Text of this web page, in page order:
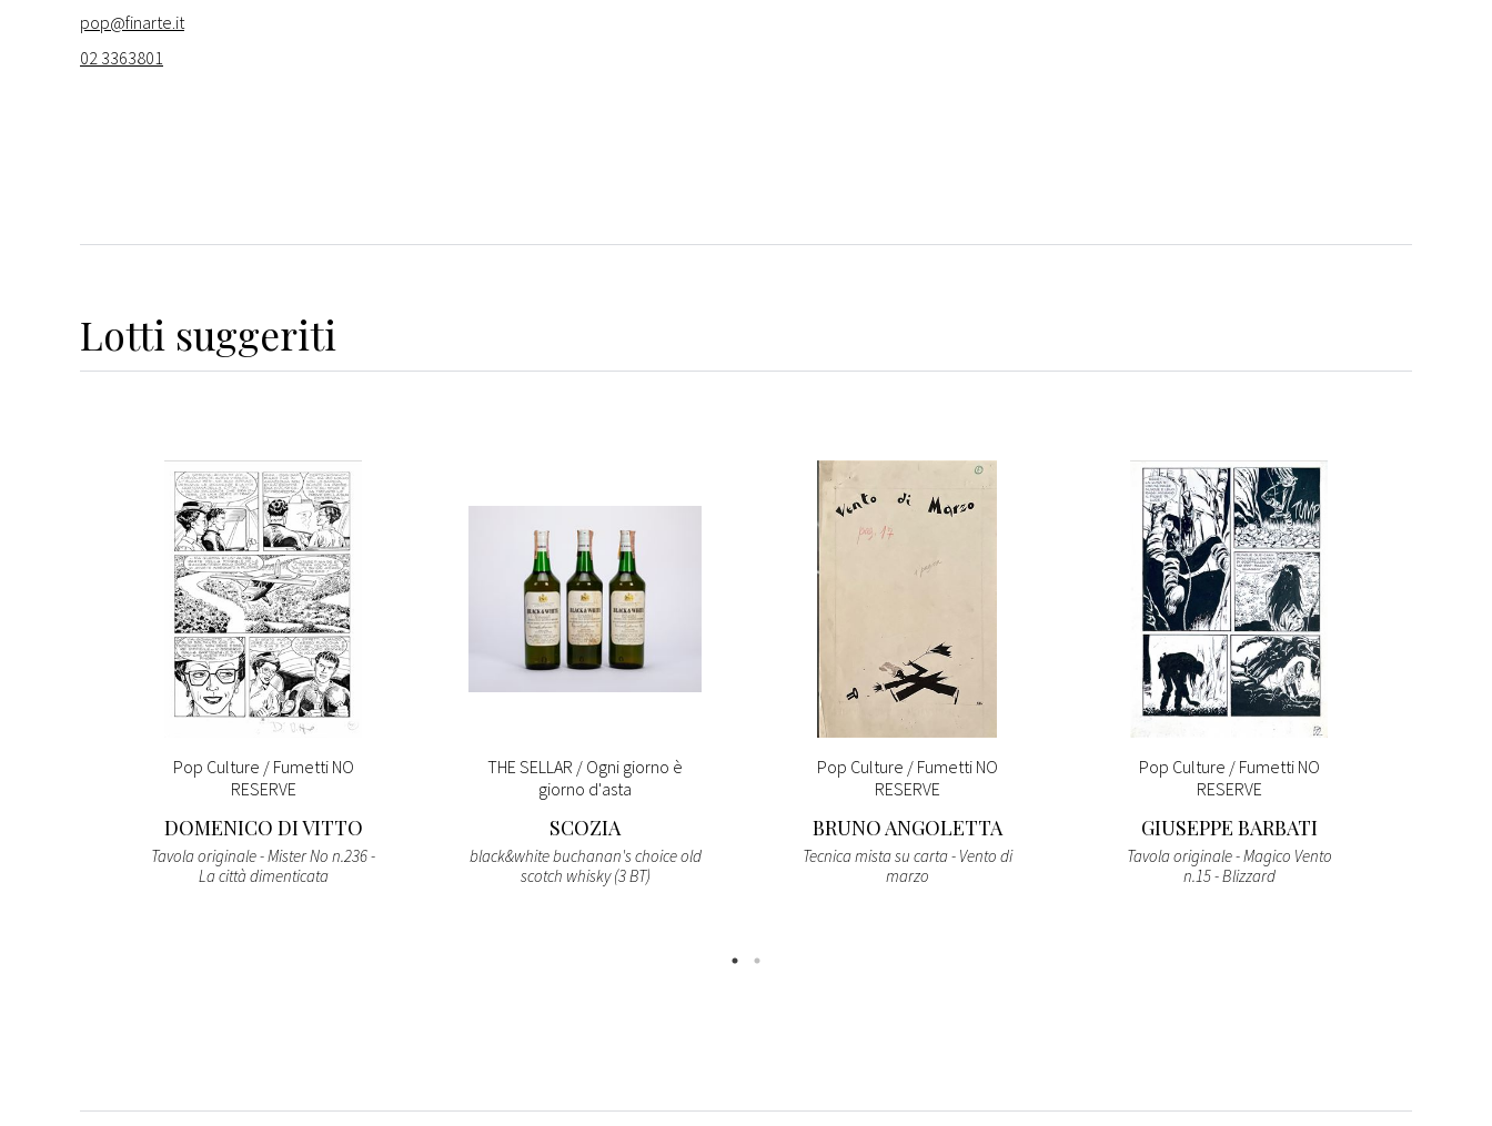
pop@finarte.it
02 3363801
Lotti suggeriti
Pop Culture / Fumetti NO
RESERVE
DOMENICO DI VITTO
Tavola originale - Mister No n.236 -
La città dimenticata
THE SELLAR / Ogni giorno è
giorno d'asta
SCOZIA
black&white buchanan's choice old
scotch whisky (3 BT)
Pop Culture / Fumetti NO
RESERVE
BRUNO ANGOLETTA
Tecnica mista su carta - Vento di
marzo
Pop Culture / Fumetti NO
RESERVE
GIUSEPPE BARBATI
Tavola originale - Magico Vento
n.15 - Blizzard